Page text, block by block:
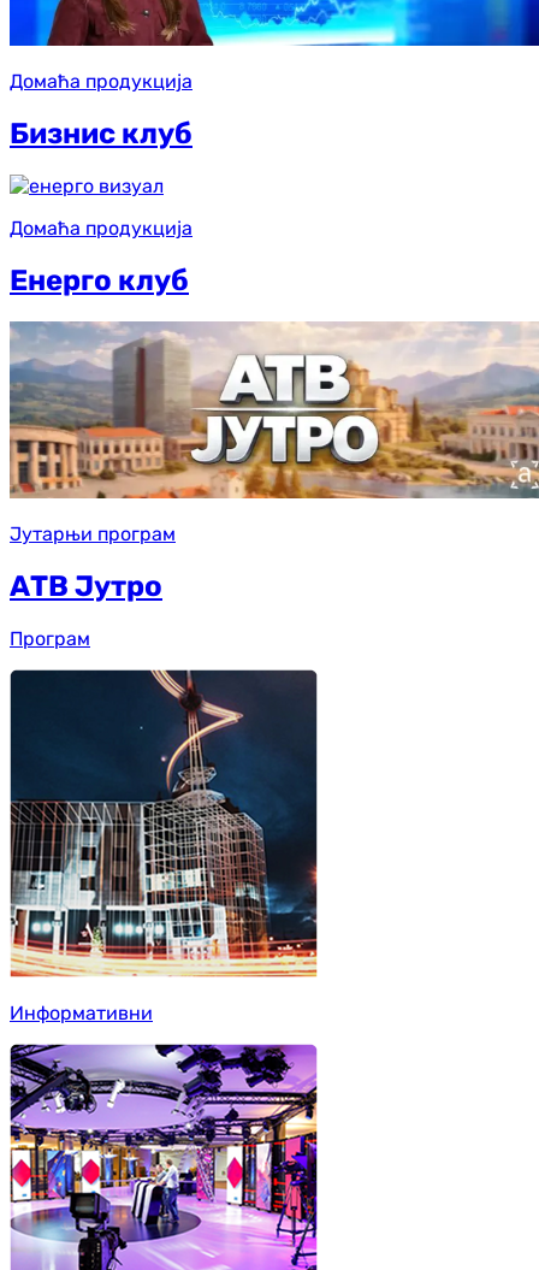
Домаћа продукција
Бизнис клуб
Домаћа продукција
Енерго клуб
Јутарњи програм
АТВ Јутро
Програм
Информативни